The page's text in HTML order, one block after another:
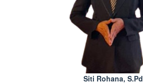
Siti Rohana, S.Pd